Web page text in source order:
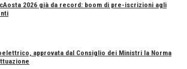
2026 già da record: boom di pre-iscrizioni agli
approvata dal Consiglio dei Ministri la Norma